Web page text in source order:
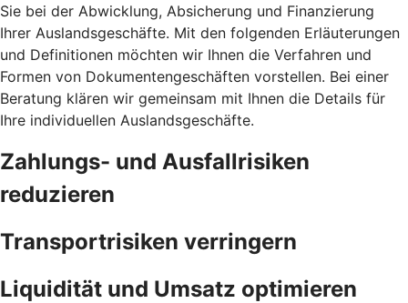
Sie bei der Abwicklung, Absicherung und Finanzierung
Ihrer Auslandsgeschäfte. Mit den folgenden Erläuterungen
und Definitionen möchten wir Ihnen die Verfahren und
Formen von Dokumentengeschäften vorstellen. Bei einer
Beratung klären wir gemeinsam mit Ihnen die Details für
Ihre individuellen Auslandsgeschäfte.
Zahlungs- und Ausfallrisiken
reduzieren
Transportrisiken verringern
Liquidität und Umsatz optimieren